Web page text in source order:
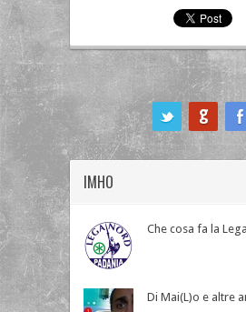
IMHO
Che cosa fa la Lega
Di Mai(L)o e altre